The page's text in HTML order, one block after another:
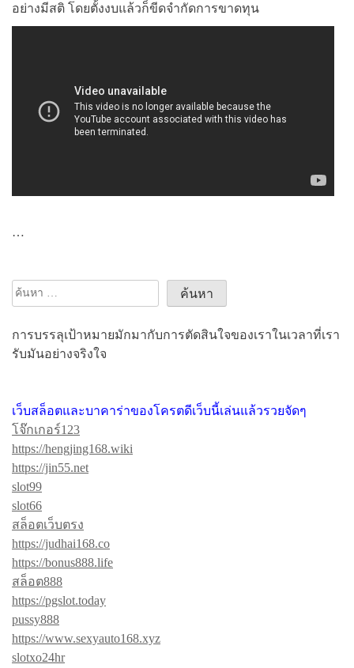
อย่างมีสติ โดยตั้งงบแล้วก็ขีดจำกัดการขาดทุน
…
ค้นหา
การบรรลุเป้าหมายมักมากับการตัดสินใจของเราในเวลาที่เรา
รับมันอย่างจริงใจ
เว็บสล็อตและบาคาร่าของโครตดีเว็บนี้เล่นแล้วรวยจัดๆ
โจ๊กเกอร์123
https://hengjing168.wiki
https://jin55.net
slot99
slot66
สล็อตเว็บตรง
https://judhai168.co
https://bonus888.life
สล็อต888
https://pgslot.today
pussy888
https://www.sexyauto168.xyz
slotxo24hr